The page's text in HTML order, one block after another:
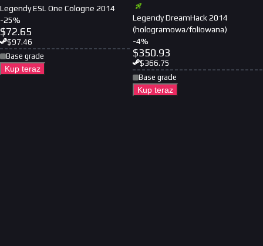
Legendy ESL One Cologne 2014
-25%
$72.65
$97.46
Base grade
Kup teraz
Legendy DreamHack 2014
(hologramowa/foliowana)
-4%
$350.93
$366.75
Base grade
Kup teraz